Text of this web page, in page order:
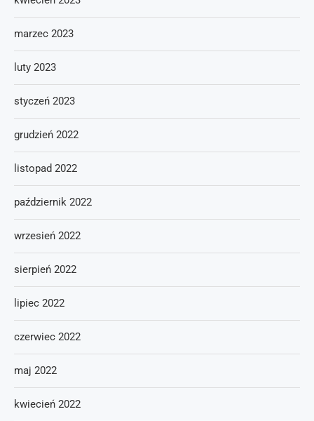
marzec 2023
luty 2023
styczeń 2023
grudzień 2022
listopad 2022
październik 2022
wrzesień 2022
sierpień 2022
lipiec 2022
czerwiec 2022
maj 2022
kwiecień 2022